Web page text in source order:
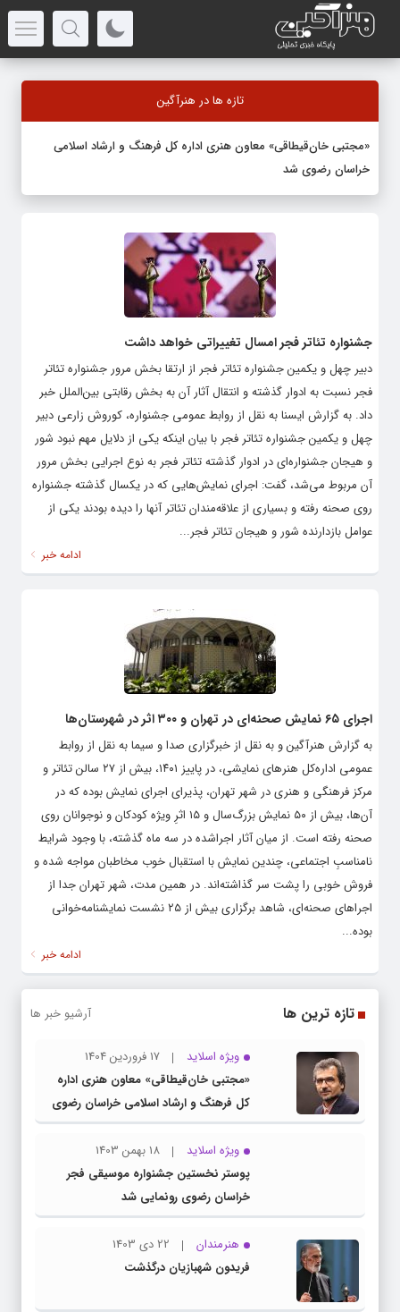
تازه ها در هنرآگین
«مجتبی خان‌قیطاقی» معاون هنری اداره کل فرهنگ و ارشاد اسلامی
خراسان رضوی شد
جشنواره تئاتر فجر امسال تغییراتی خواهد داشت
دبیر چهل و یکمین جشنواره تئاتر فجر از ارتقا بخش مرور جشنواره تئاتر
فجر نسبت به ادوار گذشته و انتقال آثار آن به بخش رقابتی بین‌الملل خبر
داد. به گزارش ایسنا به نقل از روابط عمومی جشنواره، کوروش زارعی دبیر
چهل و یکمین جشنواره تئاتر فجر با بیان اینکه یکی از دلایل مهم نبود شور
و هیجان جشنواره‌ای در ادوار گذشته تئاتر فجر به نوع اجرایی بخش مرور
آن مربوط می‌شد، گفت: اجرای نمایش‌هایی که در یکسال گذشته جشنواره
روی صحنه رفته و بسیاری از علاقه‌مندان تئاتر آنها را دیده بودند یکی از
عوامل بازدارنده شور و هیجان تئاتر فجر...
ادامه خبر
اجرای ۶۵ نمایش صحنه‌ای در تهران و ۳۰۰ اثر در شهرستان‌ها
به گزارش هنرآگین و به نقل از خبرگزاری صدا و سیما به نقل از روابط
عمومی اداره‌کل هنر‌های نمایشی، در پاییز ۱۴۰۱، بیش از ۲۷ سالن تئاتر و
مرکز فرهنگی و هنری در شهر تهران، پذیرای اجرای نمایش بوده که در
آن‌ها، بیش از ۵۰ نمایش بزرگ‌سال و ۱۵ اثرِ ویژه کودکان و نوجوانان روی
صحنه رفته است. از میان آثار اجراشده در سه ماه گذشته، با وجود شرایط
نامناسبِ اجتماعی، چندین نمایش با استقبال خوب مخاطبان مواجه شده و
فروش خوبی را پشت سر گذاشته‌اند. در همین مدت، شهر تهران جدا از
اجرا‌های صحنه‌ای، شاهد برگزاری بیش از ۲۵ نشست نمایشنامه‌خوانی
بوده...
ادامه خبر
تازه ترین ها آرشیو خبر ها
ویژه اسلاید
17 فروردین 1404
«مجتبی خان‌قیطاقی» معاون هنری اداره
کل فرهنگ و ارشاد اسلامی خراسان رضوی
شد
ویژه اسلاید
18 بهمن 1403
پوستر نخستین جشنواره موسیقی فجر
خراسان رضوی رونمایی شد
هنرمندان
22 دی 1403
فریدون شهبازیان درگذشت